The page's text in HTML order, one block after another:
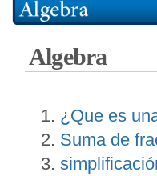
Algebra
¿Que es
Suma de